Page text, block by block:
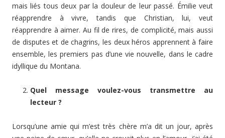
mais liés tous deux par la douleur de leur passé. Émilie veut
réapprendre à vivre, tandis que Christian, lui, veut
réapprendre à aimer. Au fil de rires, de complicité, mais aussi
de disputes et de chagrins, les deux héros apprennent à faire
ensemble, les premiers pas d’une vie nouvelle, dans le cadre
idyllique du Montana.
Quel message voulez-vous transmettre au
lecteur ?
Lorsqu’une amie qui m’est très chère m’a dit un jour, après